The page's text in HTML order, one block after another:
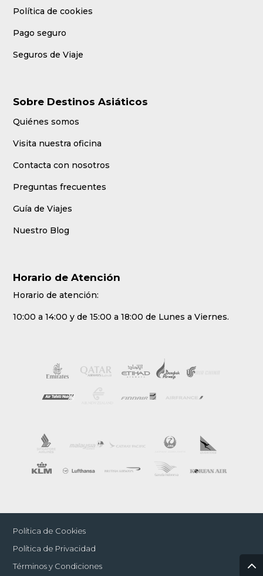
Política de cookies
Pago seguro
Seguros de Viaje
Sobre Destinos Asiáticos
Quiénes somos
Visita nuestra oficina
Contacta con nosotros
Preguntas frecuentes
Guía de Viajes
Nuestro Blog
Horario de Atención
Horario de atención:
10:00 a 14:00 y de 15:00 a 18:00 de Lunes a Viernes.
Política de Cookies
Política de Privacidad
Términos y Condiciones